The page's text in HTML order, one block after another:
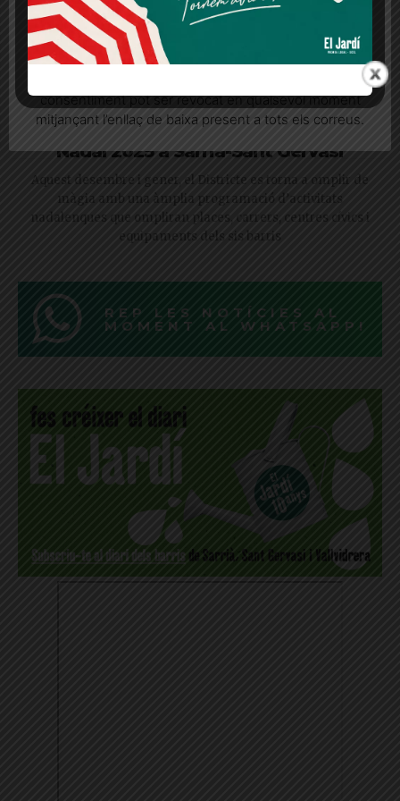
Nadal 2025 a Sarrià-Sant Gervasi
Aquest desembre i gener, el Districte es torna a omplir de
màgia amb una àmplia programació d’activitats
nadalenques que ompliran places, carrers, centres cívics i
equipaments dels sis barris
REP LES NOTÍCIES AL
MOMENT AL WHATSAPP!
Quan l’usuari crea un compte al Diari el Jardí, dona el
seu consentiment explícit per rebre comunicacions
consentiment pot ser revocat en qualsevol moment
mitjançant l’enllaç de baixa present a tots els correus.